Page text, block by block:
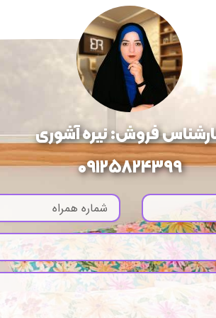
فروش: نیره آشوری
09125824399